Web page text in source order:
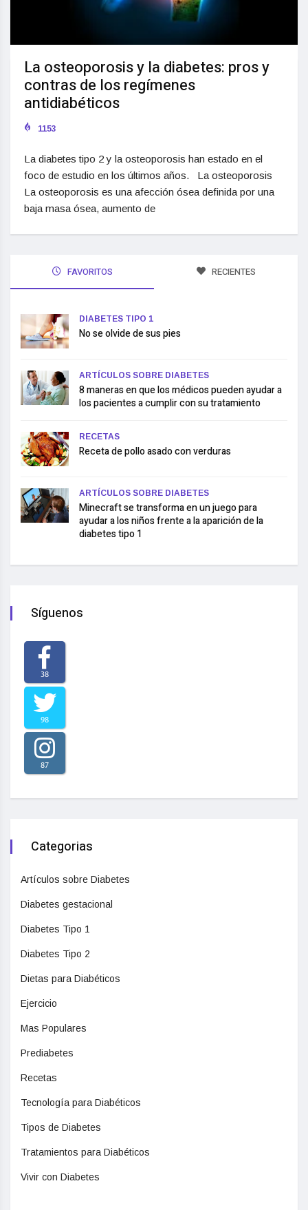
La osteoporosis y la diabetes: pros y
contras de los regímenes
antidiabéticos
1153
La diabetes tipo 2 y la osteoporosis han estado en el
foco de estudio en los últimos años. La osteoporosis
La osteoporosis es una afección ósea definida por una
baja masa ósea, aumento de
FAVORITOS RECIENTES
DIABETES TIPO 1
No se olvide de sus pies
ARTÍCULOS SOBRE DIABETES
8 maneras en que los médicos pueden ayudar a
los pacientes a cumplir con su tratamiento
RECETAS
Receta de pollo asado con verduras
ARTÍCULOS SOBRE DIABETES
Minecraft se transforma en un juego para
ayudar a los niños frente a la aparición de la
diabetes tipo 1
Síguenos
38
98
87
Categorias
Artículos sobre Diabetes
Diabetes gestacional
Diabetes Tipo 1
Diabetes Tipo 2
Dietas para Diabéticos
Ejercicio
Mas Populares
Prediabetes
Recetas
Tecnología para Diabéticos
Tipos de Diabetes
Tratamientos para Diabéticos
Vivir con Diabetes